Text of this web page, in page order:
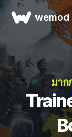
wemod
มาก